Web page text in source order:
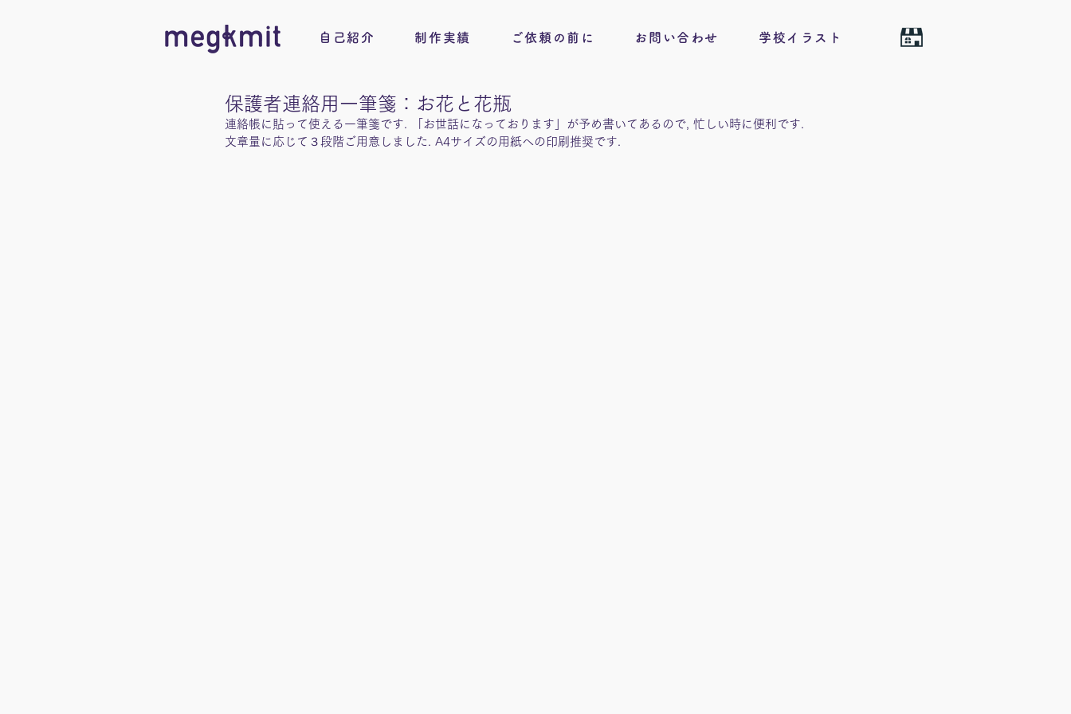
自己紹介 制作実績 ご依頼の前に お問い合わせ 学校イラスト
保護者連絡用一筆箋：お花と花瓶
連絡帳に貼って使える一筆箋です. 「お世話になっております」が予め書いてあるので, 忙しい時に便利です.
文章量に応じて３段階ご用意しました. A4サイズの用紙への印刷推奨です.